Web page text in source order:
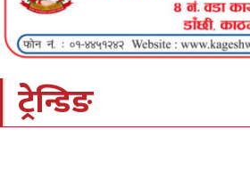
ट्रेन्डिङ